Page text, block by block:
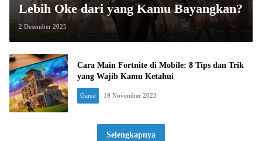
Lebih Oke dari yang Kamu Bayangkan?
2 Desember 2025
Cara Main Fortnite di Mobile: 8 Tips dan Trik
yang Wajib Kamu Ketahui
Game 19 November 2023
Selengkapnya